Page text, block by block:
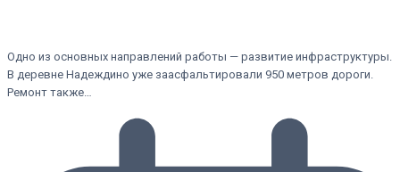
Одно из основных направлений работы — развитие инфраструктуры.
В деревне Надеждино уже заасфальтировали 950 метров дороги.
Ремонт также…